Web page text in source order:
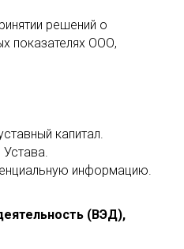
решений о
показателях ООО,
капитал.
информацию.
(ВЭД),